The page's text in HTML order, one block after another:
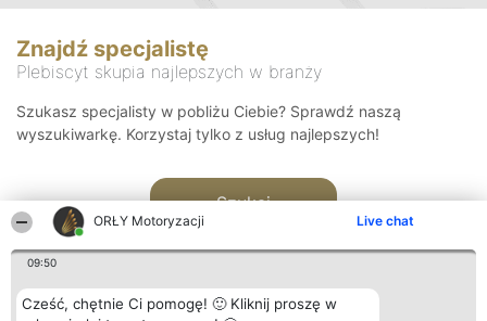
ORŁY Motoryzacji Live chat
09:50
Cześć, chętnie Ci pomogę! 🙂 Kliknij proszę w
Znajdź specjalistę
Plebiscyt skupia najlepszych w branży
Szukasz specjalisty w pobliżu Ciebie? Sprawdź naszą
wyszukiwarkę. Korzystaj tylko z usług najlepszych!
Szukaj